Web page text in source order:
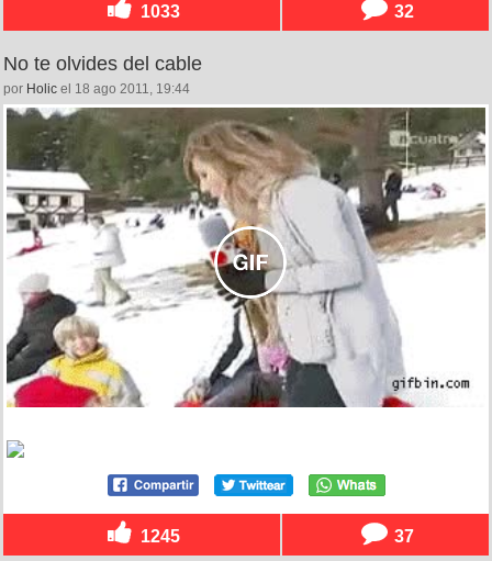
1033 32
No te olvides del cable
por Holic el 18 ago 2011, 19:44
1245 37